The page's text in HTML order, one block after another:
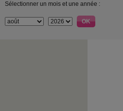
Sélectionner un mois et une année :